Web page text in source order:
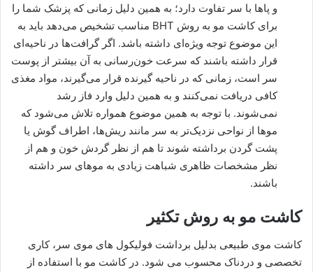
و پاها با سر تفاوت دارد؛ به همین دلیل زمانی که پزشک شما را
برای کاشت مو به روش BHT مناسب تشخیص می‌دهد باید به
این موضوع توجه ویژه‌ای داشته باشد. اگر گرافت‌ها در ناحیه‌ای
قرار داشته باشند که سرعت خون‌رسانی به آن بیشتر از پوست
سر است، زمانی که در ناحیه گیرنده قرار می‌گیرند، مواد مغذی
کافی دریافت نمی‌کنند و به همین دلیل وارد فاز رشد
نمی‌شوند. با توجه به همین موضوع همواره تلاش می‌شود که
موها از نواحی نزدیک‌تر به سر مانند ریش‌ها، اطراف گوش یا
پشت گردن برداشته شوند تا هم از نظر گردش خون و هم از
نظر مشخصات ظاهری شباهت زیادی به موهای سر داشته
باشند.
کاشت مو به روش تکثیر
کاشت موی طبیعی بدلیل برداشت فولیکول های موی سر، کاری
تخصصی و دردناک محسوب می شود. در کاشت مو با استفاده از